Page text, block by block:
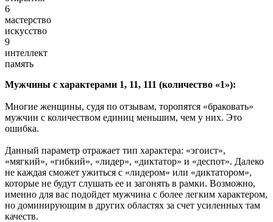
6
мастерство
искусство
9
интеллект
память
Мужчины с характерами 1, 11, 111 (количество «1»):
Многие женщины, судя по отзывам, торопятся «браковать»
мужчин с количеством единиц меньшим, чем у них. Это
ошибка.
Данный параметр отражает тип характера: «эгоист»,
«мягкий», «гибкий», «лидер», «диктатор» и «деспот». Далеко
не каждая сможет ужиться с «лидером» или «диктатором»,
которые не будут слушать ее и загонять в рамки. Возможно,
именно для вас подойдет мужчина с более легким характером,
но доминирующим в других областях за счет усиленных там
качеств.